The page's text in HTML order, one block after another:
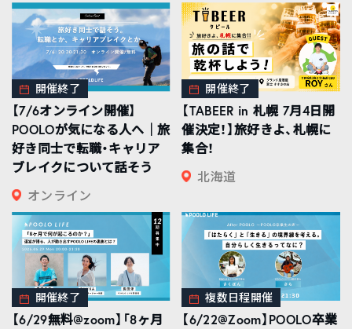
開催終了
【7/6オンライン開催】
POOLOが気になる人へ｜旅
好き同士で転職・キャリア
ブレイクについて話そう
オンライン
開催終了
【TABEER in 札幌 7月4日開
催決定！】旅好きよ、札幌に
集合！
北海道
開催終了
【6/29無料@zoom】「8ヶ月
複数日程開催
【6/22@Zoom】POOLO卒業